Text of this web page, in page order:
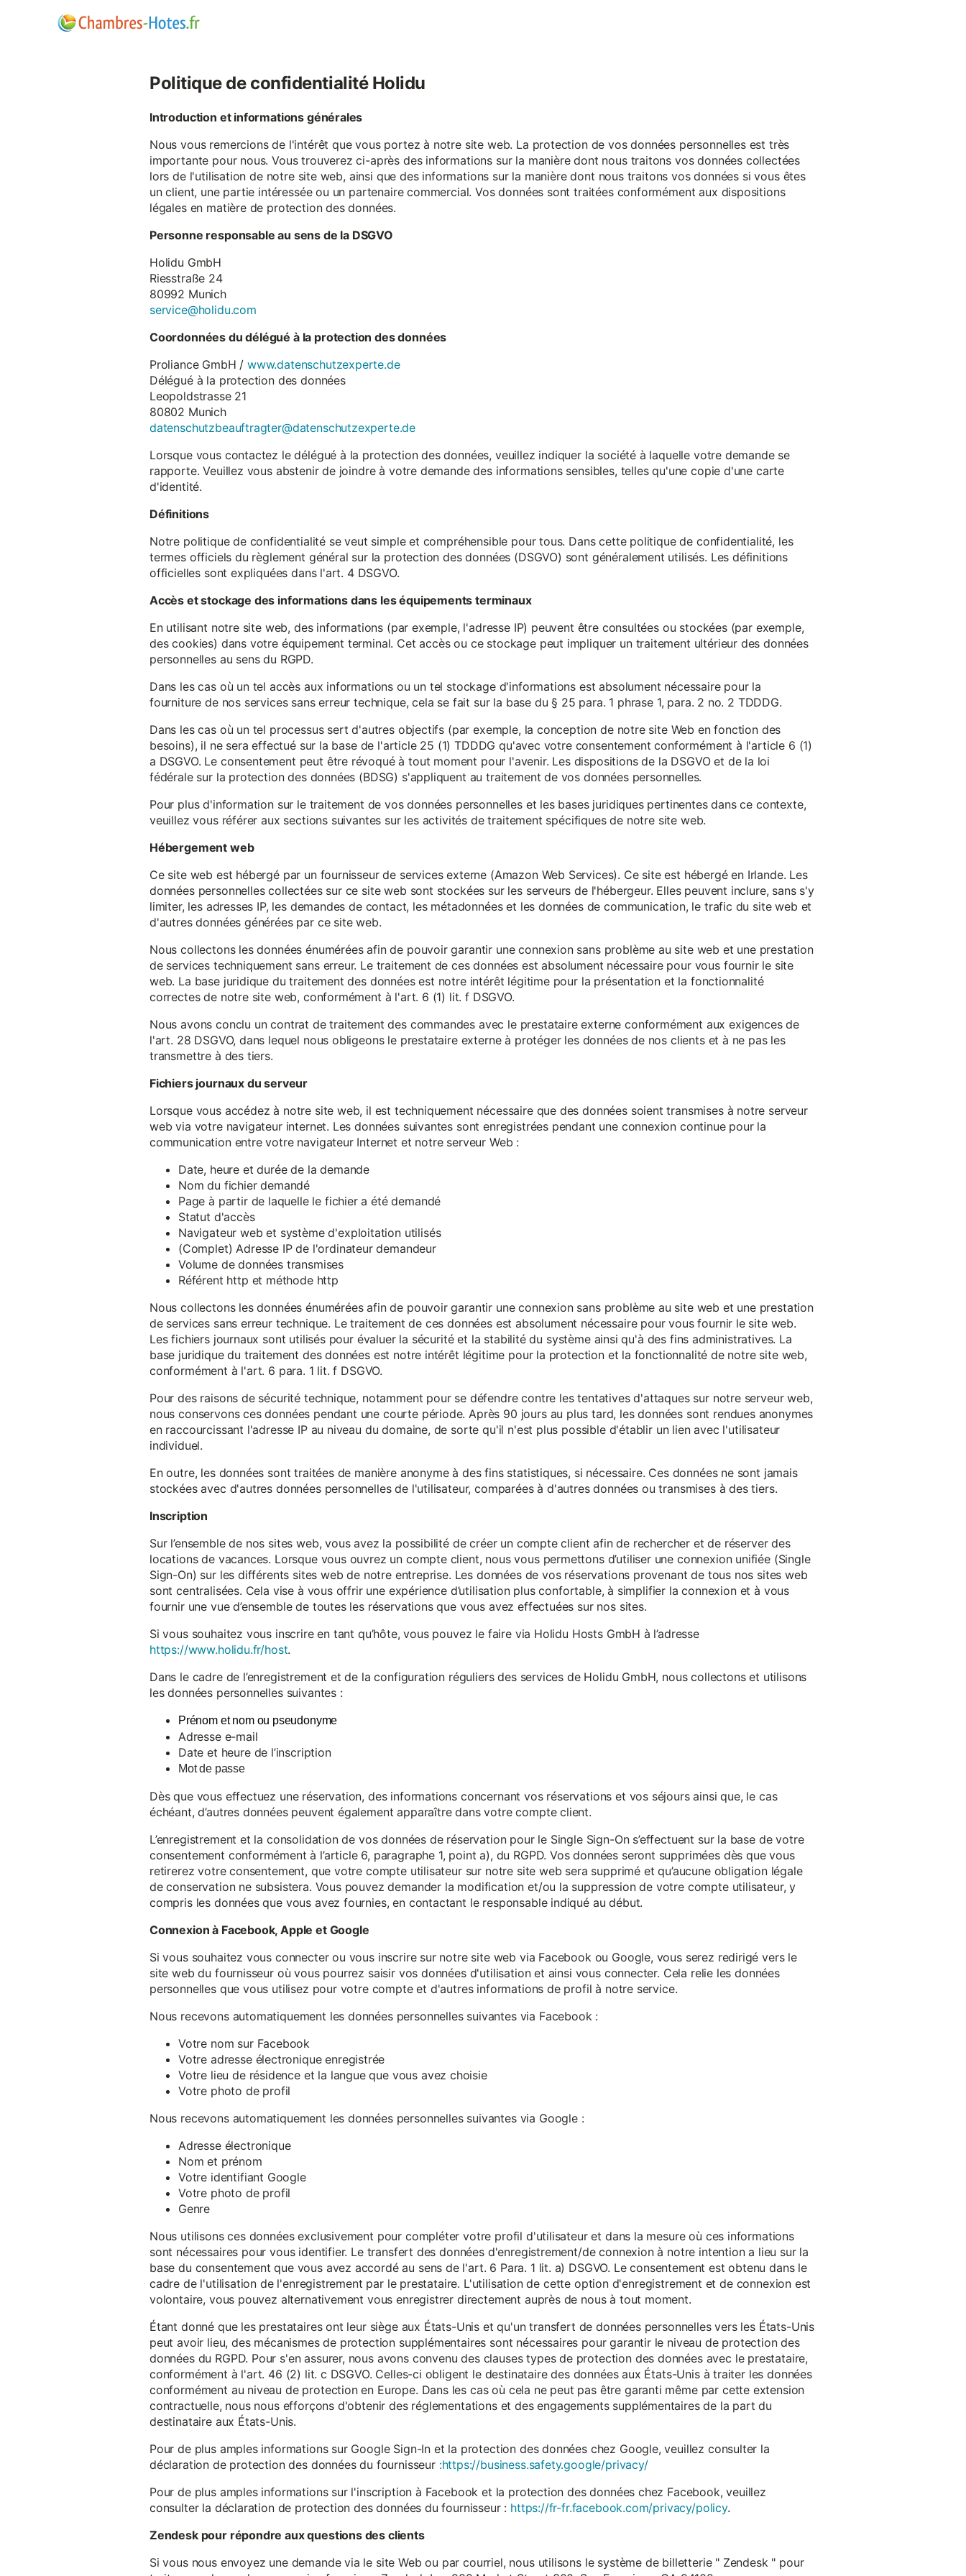
Politique de confidentialité Holidu
Introduction et informations générales
Nous vous remercions de l'intérêt que vous portez à notre site web. La protection de vos données personnelles est très
importante pour nous. Vous trouverez ci-après des informations sur la manière dont nous traitons vos données collectées
lors de l'utilisation de notre site web, ainsi que des informations sur la manière dont nous traitons vos données si vous êtes
un client, une partie intéressée ou un partenaire commercial. Vos données sont traitées conformément aux dispositions
légales en matière de protection des données.
Personne responsable au sens de la DSGVO
Holidu GmbH
Riesstraße 24
80992 Munich
service@holidu.com
Coordonnées du délégué à la protection des données
Proliance GmbH /www.datenschutzexperte.de
Délégué à la protection des données
Leopoldstrasse 21
80802 Munich
datenschutzbeauftragter@datenschutzexperte.de
Lorsque vous contactez le délégué à la protection des données, veuillez indiquer la société à laquelle votre demande se
rapporte. Veuillez vous abstenir de joindre à votre demande des informations sensibles, telles qu'une copie d'une carte
d'identité.
Définitions
Notre politique de confidentialité se veut simple et compréhensible pour tous. Dans cette politique de confidentialité, les
termes officiels du règlement général sur la protection des données (DSGVO) sont généralement utilisés. Les définitions
officielles sont expliquées dans l'art. 4 DSGVO.
Accès et stockage des informations dans les équipements terminaux
En utilisant notre site web, des informations (par exemple, l'adresse IP) peuvent être consultées ou stockées (par exemple,
des cookies) dans votre équipement terminal. Cet accès ou ce stockage peut impliquer un traitement ultérieur des données
personnelles au sens du RGPD.
Dans les cas où un tel accès aux informations ou un tel stockage d'informations est absolument nécessaire pour la
fourniture de nos services sans erreur technique, cela se fait sur la base du § 25 para. 1 phrase 1, para. 2 no. 2 TDDDG.
Dans les cas où un tel processus sert d'autres objectifs (par exemple, la conception de notre site Web en fonction des
besoins), il ne sera effectué sur la base de l'article 25 (1) TDDDG qu'avec votre consentement conformément à l'article 6 (1)
a DSGVO. Le consentement peut être révoqué à tout moment pour l'avenir. Les dispositions de la DSGVO et de la loi
fédérale sur la protection des données (BDSG) s'appliquent au traitement de vos données personnelles.
Pour plus d'information sur le traitement de vos données personnelles et les bases juridiques pertinentes dans ce contexte,
veuillez vous référer aux sections suivantes sur les activités de traitement spécifiques de notre site web.
Hébergement web
Ce site web est hébergé par un fournisseur de services externe (Amazon Web Services). Ce site est hébergé en Irlande. Les
données personnelles collectées sur ce site web sont stockées sur les serveurs de l'hébergeur. Elles peuvent inclure, sans s'y
limiter, les adresses IP, les demandes de contact, les métadonnées et les données de communication, le trafic du site web et
d'autres données générées par ce site web.
Nous collectons les données énumérées afin de pouvoir garantir une connexion sans problème au site web et une prestation
de services techniquement sans erreur. Le traitement de ces données est absolument nécessaire pour vous fournir le site
web. La base juridique du traitement des données est notre intérêt légitime pour la présentation et la fonctionnalité
correctes de notre site web, conformément à l'art. 6 (1) lit. f DSGVO.
Nous avons conclu un contrat de traitement des commandes avec le prestataire externe conformément aux exigences de
l'art. 28 DSGVO, dans lequel nous obligeons le prestataire externe à protéger les données de nos clients et à ne pas les
transmettre à des tiers.
Fichiers journaux du serveur
Lorsque vous accédez à notre site web, il est techniquement nécessaire que des données soient transmises à notre serveur
web via votre navigateur internet. Les données suivantes sont enregistrées pendant une connexion continue pour la
communication entre votre navigateur Internet et notre serveur Web :
Date, heure et durée de la demande
Nom du fichier demandé
Page à partir de laquelle le fichier a été demandé
Statut d'accès
Navigateur web et système d'exploitation utilisés
(Complet) Adresse IP de l'ordinateur demandeur
Volume de données transmises
Référent http et méthode http
Nous collectons les données énumérées afin de pouvoir garantir une connexion sans problème au site web et une prestation
de services sans erreur technique. Le traitement de ces données est absolument nécessaire pour vous fournir le site web.
Les fichiers journaux sont utilisés pour évaluer la sécurité et la stabilité du système ainsi qu'à des fins administratives. La
base juridique du traitement des données est notre intérêt légitime pour la protection et la fonctionnalité de notre site web,
conformément à l'art. 6 para. 1 lit. f DSGVO.
Pour des raisons de sécurité technique, notamment pour se défendre contre les tentatives d'attaques sur notre serveur web,
nous conservons ces données pendant une courte période. Après 90 jours au plus tard, les données sont rendues anonymes
en raccourcissant l'adresse IP au niveau du domaine, de sorte qu'il n'est plus possible d'établir un lien avec l'utilisateur
individuel.
En outre, les données sont traitées de manière anonyme à des fins statistiques, si nécessaire. Ces données ne sont jamais
stockées avec d'autres données personnelles de l'utilisateur, comparées à d'autres données ou transmises à des tiers.
Inscription
Sur l’ensemble de nos sites web, vous avez la possibilité de créer un compte client afin de rechercher et de réserver des
locations de vacances. Lorsque vous ouvrez un compte client, nous vous permettons d’utiliser une connexion unifiée (Single
Sign-On) sur les différents sites web de notre entreprise. Les données de vos réservations provenant de tous nos sites web
sont centralisées. Cela vise à vous offrir une expérience d’utilisation plus confortable, à simplifier la connexion et à vous
fournir une vue d’ensemble de toutes les réservations que vous avez effectuées sur nos sites.
Si vous souhaitez vous inscrire en tant qu’hôte, vous pouvez le faire via Holidu Hosts GmbH à l’adresse
https://www.holidu.fr/host.
Dans le cadre de l’enregistrement et de la configuration réguliers des services de Holidu GmbH, nous collectons et utilisons
les données personnelles suivantes :
Prénom et nom ou pseudonyme
Adresse e-mail
Date et heure de l’inscription
Mot de passe
Dès que vous effectuez une réservation, des informations concernant vos réservations et vos séjours ainsi que, le cas
échéant, d’autres données peuvent également apparaître dans votre compte client.
L’enregistrement et la consolidation de vos données de réservation pour le Single Sign-On s’effectuent sur la base de votre
consentement conformément à l’article 6, paragraphe 1, point a), du RGPD. Vos données seront supprimées dès que vous
retirerez votre consentement, que votre compte utilisateur sur notre site web sera supprimé et qu’aucune obligation légale
de conservation ne subsistera. Vous pouvez demander la modification et/ou la suppression de votre compte utilisateur, y
compris les données que vous avez fournies, en contactant le responsable indiqué au début.
Connexion à Facebook, Apple et Google
Si vous souhaitez vous connecter ou vous inscrire sur notre site web via Facebook ou Google, vous serez redirigé vers le
site web du fournisseur où vous pourrez saisir vos données d'utilisation et ainsi vous connecter. Cela relie les données
personnelles que vous utilisez pour votre compte et d'autres informations de profil à notre service.
Nous recevons automatiquement les données personnelles suivantes via Facebook :
Votre nom sur Facebook
Votre adresse électronique enregistrée
Votre lieu de résidence et la langue que vous avez choisie
Votre photo de profil
Nous recevons automatiquement les données personnelles suivantes via Google :
Adresse électronique
Nom et prénom
Votre identifiant Google
Votre photo de profil
Genre
Nous utilisons ces données exclusivement pour compléter votre profil d'utilisateur et dans la mesure où ces informations
sont nécessaires pour vous identifier. Le transfert des données d'enregistrement/de connexion à notre intention a lieu sur la
base du consentement que vous avez accordé au sens de l'art. 6 Para. 1 lit. a) DSGVO. Le consentement est obtenu dans le
cadre de l'utilisation de l'enregistrement par le prestataire. L'utilisation de cette option d'enregistrement et de connexion est
volontaire, vous pouvez alternativement vous enregistrer directement auprès de nous à tout moment.
Étant donné que les prestataires ont leur siège aux États-Unis et qu'un transfert de données personnelles vers les États-Unis
peut avoir lieu, des mécanismes de protection supplémentaires sont nécessaires pour garantir le niveau de protection des
données du RGPD. Pour s'en assurer, nous avons convenu des clauses types de protection des données avec le prestataire,
conformément à l'art. 46 (2) lit. c DSGVO. Celles-ci obligent le destinataire des données aux États-Unis à traiter les données
conformément au niveau de protection en Europe. Dans les cas où cela ne peut pas être garanti même par cette extension
contractuelle, nous nous efforçons d'obtenir des réglementations et des engagements supplémentaires de la part du
destinataire aux États-Unis.
Pour de plus amples informations sur Google Sign-In et la protection des données chez Google, veuillez consulter la
déclaration de protection des données du fournisseur :https://business.safety.google/privacy/
Pour de plus amples informations sur l'inscription à Facebook et la protection des données chez Facebook, veuillez
consulter la déclaration de protection des données du fournisseur : https://fr-fr.facebook.com/privacy/policy.
Zendesk pour répondre aux questions des clients
Si vous nous envoyez une demande via le site Web ou par courriel, nous utilisons le système de billetterie " Zendesk " pour